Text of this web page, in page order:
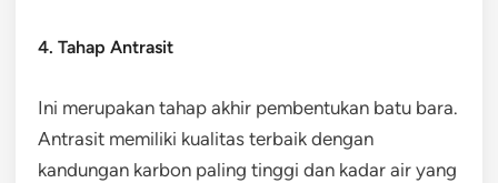
4. Tahap Antrasit
Ini merupakan tahap akhir pembentukan batu bara.
Antrasit memiliki kualitas terbaik dengan
kandungan karbon paling tinggi dan kadar air yang